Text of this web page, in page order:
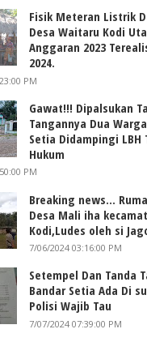
Fisik Meteran Listrik
Desa Waitaru Kodi
Anggaran 2023
2024.
PM
Gawat!!! Dipalsukan
Tangannya Dua
Setia Didampingi LBH
Hukum
PM
Breaking news...
Desa Mali iha
Kodi,Ludes oleh si
7/06/2024 03:16:00 PM
Setempel Dan Tanda
Bandar Setia Ada Di
Polisi Wajib Tau
7/07/2024 07:39:00 PM